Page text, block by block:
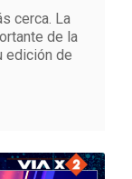
cerca. La
de la
edición de